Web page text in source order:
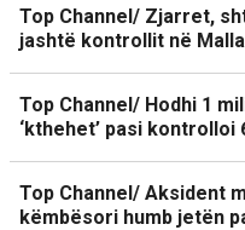
Top Channel/ Zjarret,
jashtë kontrollit në
Top Channel/ Hodhi 1
‘kthehet’ pasi
Top Channel/ Aksident
këmbësori humb jetën